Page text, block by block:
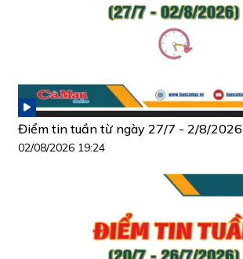
Điểm tin tuần từ ngày 27/7 - 2/8/2026
02/08/2026 19:24